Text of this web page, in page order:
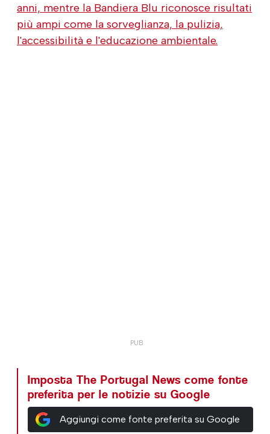
anni, mentre la Bandiera Blu riconosce risultati
più ampi come la sorveglianza, la pulizia,
l'accessibilità e l'educazione ambientale.
Imposta The Portugal News come fonte
preferita per le notizie su Google
Aggiungi come fonte preferita su Google